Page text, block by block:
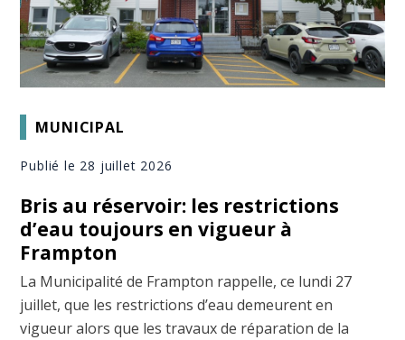
MUNICIPAL
Publié le 28 juillet 2026
Bris au réservoir: les restrictions
d’eau toujours en vigueur à
Frampton
La Municipalité de Frampton rappelle, ce lundi 27
juillet, que les restrictions d’eau demeurent en
vigueur alors que les travaux de réparation de la